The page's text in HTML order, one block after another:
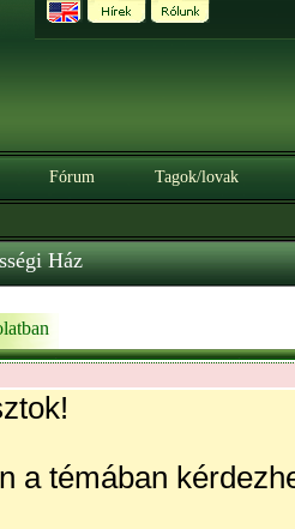
Fórum Tagok/lovak
Ház
a témában